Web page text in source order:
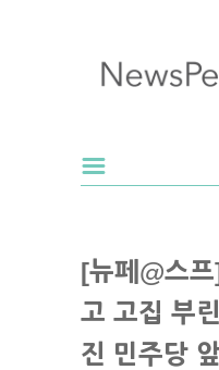
[뉴페@스
고 고집 부
진 민주당